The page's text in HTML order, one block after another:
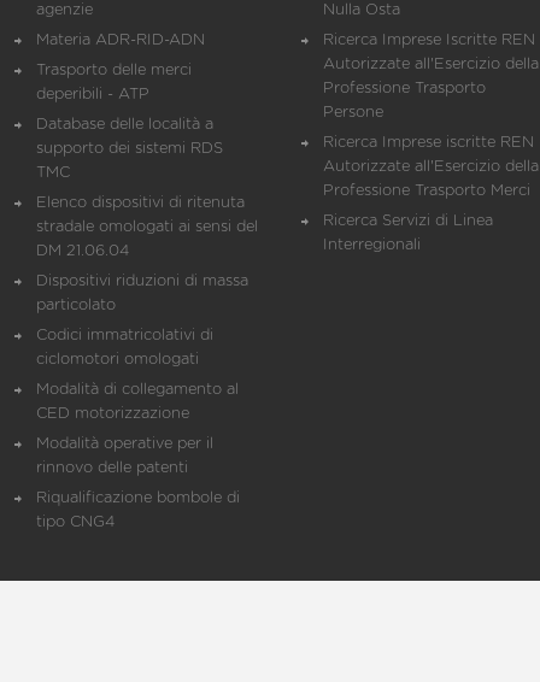
agenzie
Materia ADR-RID-ADN
Trasporto delle merci
deperibili - ATP
Database delle località a
supporto dei sistemi RDS
TMC
Elenco dispositivi di ritenuta
stradale omologati ai sensi del
DM 21.06.04
Dispositivi riduzioni di massa
particolato
Codici immatricolativi di
ciclomotori omologati
Modalità di collegamento al
CED motorizzazione
Modalità operative per il
rinnovo delle patenti
Riqualificazione bombole di
tipo CNG4
Nulla Osta
Ricerca Imprese Iscritte REN
Autorizzate all'Esercizio della
Professione Trasporto
Persone
Ricerca Imprese iscritte REN
Autorizzate all'Esercizio della
Professione Trasporto Merci
Ricerca Servizi di Linea
Interregionali